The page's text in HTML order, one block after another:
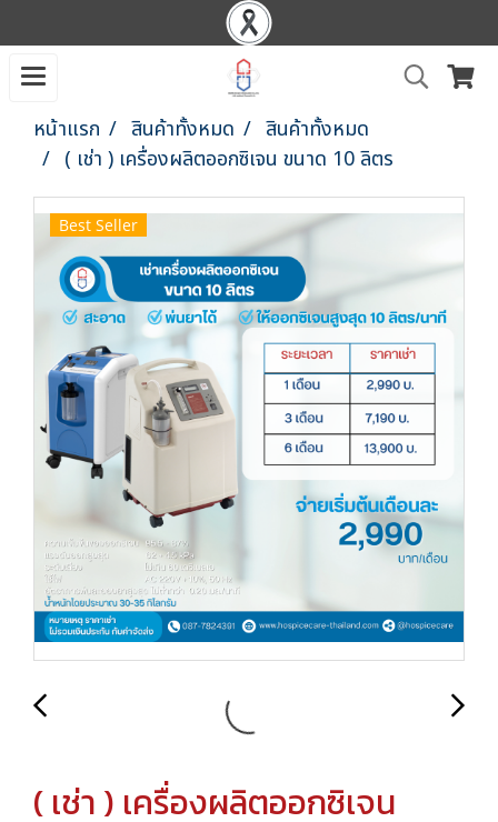
หน้าแรก สินค้าทั้งหมด
สินค้าทั้งหมด
( เช่า ) เครื่องผลิตออกซิเจน ขนาด 10 ลิตร
Best Seller
( เช่า ) เครื่องผลิตออกซิเจน